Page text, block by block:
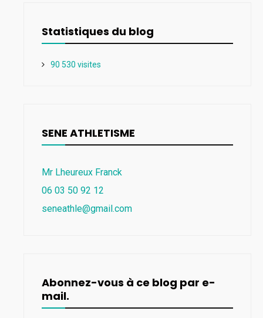
Statistiques du blog
90 530 visites
SENE ATHLETISME
Mr Lheureux Franck
06 03 50 92 12
seneathle@gmail.com
Abonnez-vous à ce blog par e-
mail.